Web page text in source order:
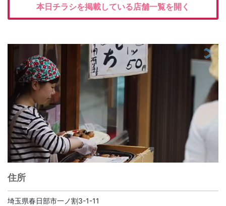
本日チラシを掲載している店舗一覧を開く
住所
埼玉県春日部市一ノ割3-1-11